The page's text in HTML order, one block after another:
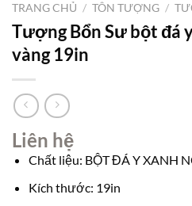
TRANG CHỦ / TÔN TƯỢNG /
Tượng Bổn Sư bột đá
vàng 19in
Liên hệ
Chất liệu: BỘT ĐÁ Y XANH
Kích thước: 19in